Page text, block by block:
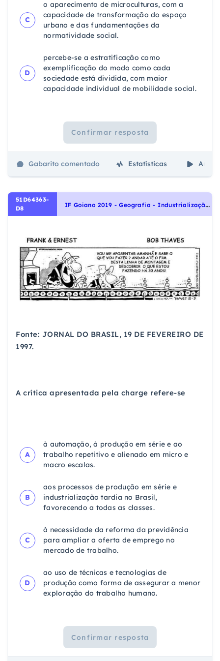
C
o aparecimento de microculturas, com a
capacidade de transformação do espaço
urbano e das fundamentações da
normatividade social.
D
percebe-se a estratificação como
exemplificação do modo como cada
sociedade está dividida, com maior
capacidade individual de mobilidade social.
Confirmar resposta
Gabarito comentado Estatísticas Aulas
51D64363-
D8
I
F Goiano 2019 - Geografia - Industrialização, Histórico
Fonte: JORNAL DO BRASIL, 19 DE FEVEREIRO DE
1997.
A crítica apresentada pela charge refere-se
A
à automação, à produção em série e ao
trabalho repetitivo e alienado em micro e
macro escalas.
B
aos processos de produção em série e
industrialização tardia no Brasil,
favorecendo a todas as classes.
C
à necessidade da reforma da previdência
para ampliar a oferta de emprego no
mercado de trabalho.
D
ao uso de técnicas e tecnologias de
produção como forma de assegurar a menor
exploração do trabalho humano.
Confirmar resposta